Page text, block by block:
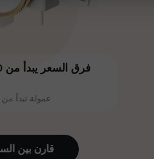
عمولة تبدأ من 4 دولارات لكل قطعة
تتشارك سرعة
نفس القيم.
عناصر الحماس
التداول، ويعمل
لتحقيق أهداف طموحة.
إنستا فوركس على
بوك أو رحلة أحلامه
قارن بين